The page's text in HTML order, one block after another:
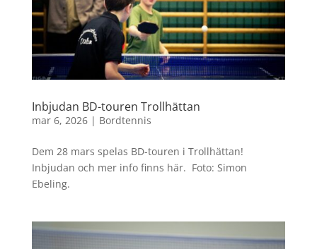
Inbjudan BD-touren Trollhättan
mar 6, 2026| Bordtennis
Dem 28 mars spelas BD-touren i Trollhättan!
Inbjudan och mer info finns här. Foto: Simon
Ebeling.